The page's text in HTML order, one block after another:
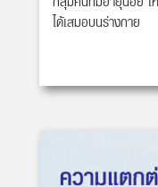
ได้เสมอบนร่างกาย